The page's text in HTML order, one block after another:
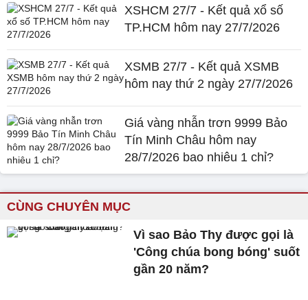
XSHCM 27/7 - Kết quả xổ số
TP.HCM hôm nay 27/7/2026
XSMB 27/7 - Kết quả XSMB
hôm nay thứ 2 ngày 27/7/2026
Giá vàng nhẫn trơn 9999 Bảo
Tín Minh Châu hôm nay
28/7/2026 bao nhiêu 1 chỉ?
CÙNG CHUYÊN MỤC
Vì sao Bảo Thy được gọi là
'Công chúa bong bóng' suốt
gần 20 năm?